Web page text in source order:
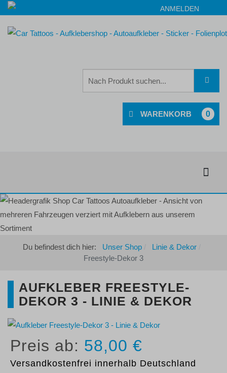
ANMELDEN
0
Du befindest dich hier: Unser Shop
Linie & Dekor
Freestyle-Dekor 3
AUFKLEBER FREESTYLE-
DEKOR 3 - LINIE & DEKOR
58,00 €
Versandkostenfrei innerhalb Deutschland